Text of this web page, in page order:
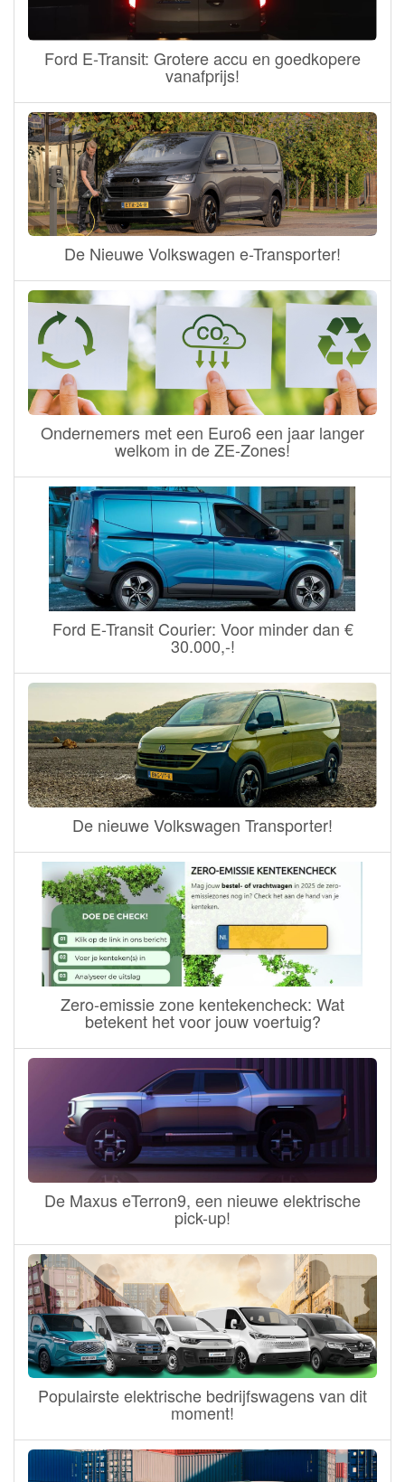
Ford E-Transit: Grotere accu en goedkopere
vanafprijs!
De Nieuwe Volkswagen e-Transporter!
Ondernemers met een Euro6 een jaar langer
welkom in de ZE-Zones!
Ford E-Transit Courier: Voor minder dan €
30.000,-!
De nieuwe Volkswagen Transporter!
Zero-emissie zone kentekencheck: Wat
betekent het voor jouw voertuig?
De Maxus eTerron9, een nieuwe elektrische
pick-up!
Populairste elektrische bedrijfswagens van dit
moment!